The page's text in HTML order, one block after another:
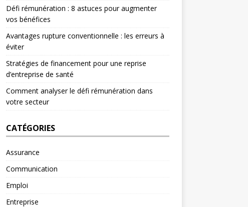
Défi rémunération : 8 astuces pour augmenter
vos bénéfices
Avantages rupture conventionnelle : les erreurs à
éviter
Stratégies de financement pour une reprise
d’entreprise de santé
Comment analyser le défi rémunération dans
votre secteur
CATÉGORIES
Assurance
Communication
Emploi
Entreprise